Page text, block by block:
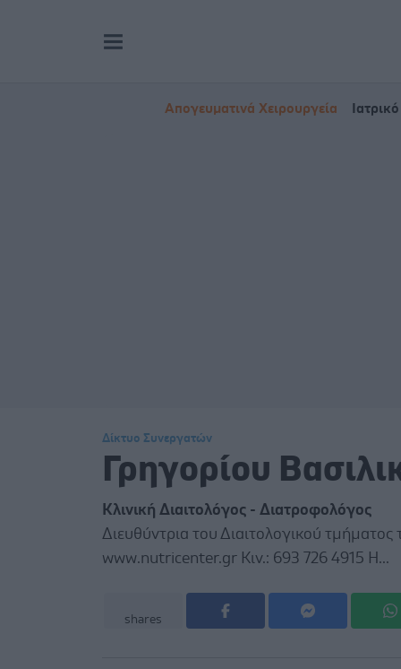
Απογευματινά Χειρουργεία
Δίκτυο Συνεργατών
Γρηγορίου
Κλινική Διαιτολόγος - Διατροφολόγος
Διευθύντρια του Διαιτολογικού
www.nutricenter.gr Κιν.: 693 726 4915 Η...
shares